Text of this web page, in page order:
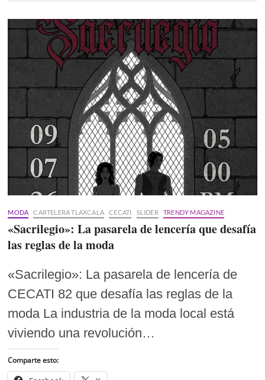
MODA CARTELERA TLAXCALA CECATI SLIDER TRENDY MAGAZINE
«Sacrilegio»: La pasarela de lencería que desafía
las reglas de la moda
«Sacrilegio»: La pasarela de lencería de
CECATI 82 que desafía las reglas de la
moda La industria de la moda local está
viviendo una revolución…
Comparte esto: